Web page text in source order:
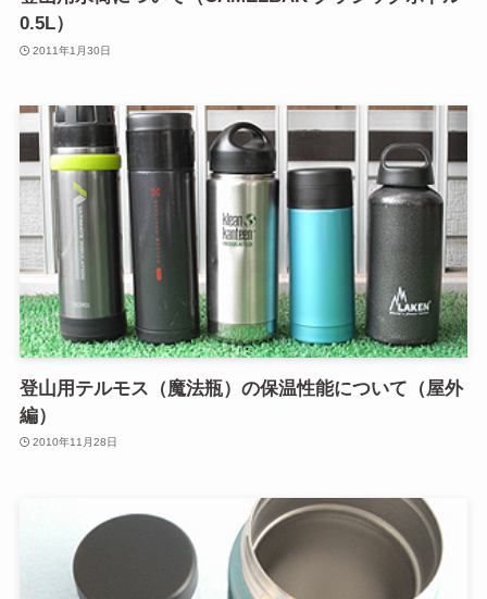
0.5L）
2011年1月30日
登山用テルモス（魔法瓶）の保温性能について（屋外
編）
2010年11月28日